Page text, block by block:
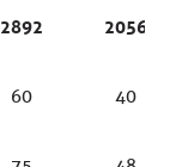
2892 2056
60 40